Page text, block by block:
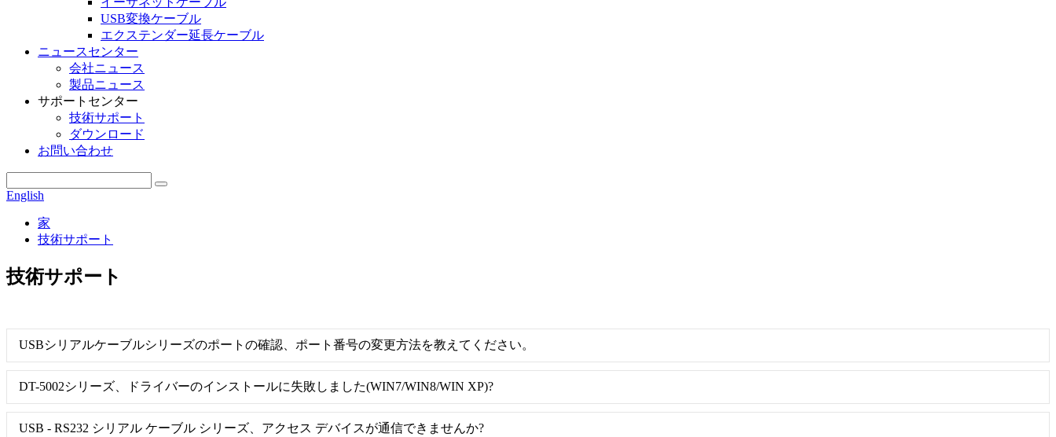
USB変換ケーブル
エクステンダー延長ケーブル
ニュースセンター
会社ニュース
製品ニュース
サポートセンター
技術サポート
ダウンロード
お問い合わせ
English
家
技術サポート
技術サポート
USBシリアルケーブルシリーズのポートの確認、ポート番号の変更方法を教えてください。
DT-5002シリーズ、ドライバーのインストールに失敗しました(WIN7/WIN8/WIN XP)?
USB - RS232 シリアル ケーブル シリーズ、アクセス デバイスが通信できませんか?